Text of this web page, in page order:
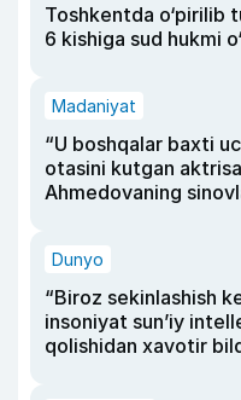
Toshkentda o‘pirilib
6 kishiga sud hukmi
Madaniyat
“U boshqalar baxti
otasini kutgan
Ahmedovaning
Dunyo
“Biroz sekinlashish
insoniyat sun’iy
qolishidan xavotir